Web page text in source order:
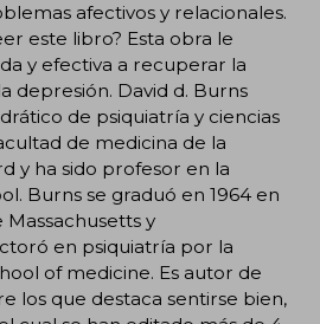
afectivos y relacionales.
este libro? Esta obra le
y efectiva a recuperar la
depresión. David d. Burns
de psiquiatría y ciencias
de medicina de la
y ha sido profesor en la
Burns se graduó en 1964 en
y
en psiquiatría por la
of medicine. Es autor de
los que destaca sentirse bien,